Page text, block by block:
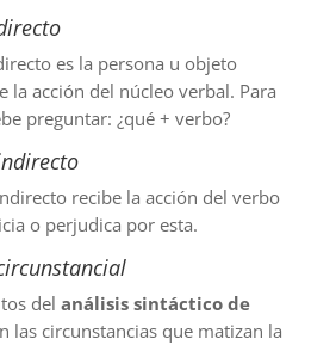
es la persona u objeto
la acción del núcleo verbal. Para
preguntar: ¿qué + verbo?
recibe la acción del verbo
o perjudica por esta.
del análisis sintáctico de
las circunstancias que matizan la